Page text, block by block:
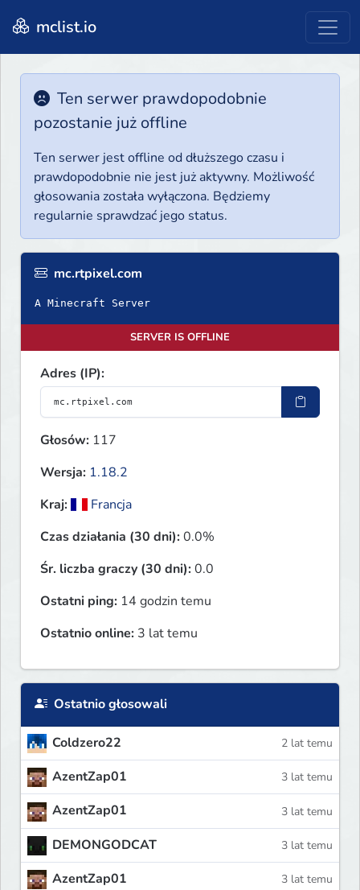
mclist.io
Ten serwer prawdopodobnie
pozostanie już offline
Ten serwer jest offline od dłuższego czasu i
prawdopodobnie nie jest już aktywny. Możliwość
głosowania została wyłączona. Będziemy
regularnie sprawdzać jego status.
mc.rtpixel.com
A Minecraft Server
SERVER IS OFFLINE
Adres (IP):
Głosów: 117
Wersja: 1.18.2
Kraj:
Francja
Czas działania (30 dni):0.0%
Śr. liczba graczy (30 dni):0.0
Ostatni ping: 14 godzin temu
Ostatnio online: 3 lat temu
Ostatnio głosowali
Coldzero22 2 lat temu
AzentZap01 3 lat temu
AzentZap01 3 lat temu
DEMONGODCAT 3 lat temu
AzentZap01 3 lat temu